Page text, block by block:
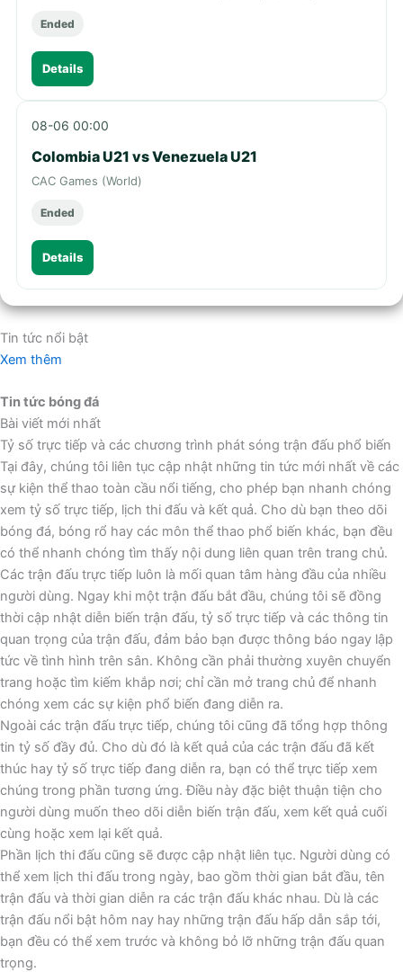
Ended
Details
08-06 00:00
Colombia U21 vs Venezuela U21
CAC Games (World)
Ended
Details
Tin tức nổi bật
Xem thêm
Tin tức bóng đá
Bài viết mới nhất
Tỷ số trực tiếp và các chương trình phát sóng trận đấu phổ biến
Tại đây, chúng tôi liên tục cập nhật những tin tức mới nhất về các
sự kiện thể thao toàn cầu nổi tiếng, cho phép bạn nhanh chóng
xem tỷ số trực tiếp, lịch thi đấu và kết quả. Cho dù bạn theo dõi
bóng đá, bóng rổ hay các môn thể thao phổ biến khác, bạn đều
có thể nhanh chóng tìm thấy nội dung liên quan trên trang chủ.
Các trận đấu trực tiếp luôn là mối quan tâm hàng đầu của nhiều
người dùng. Ngay khi một trận đấu bắt đầu, chúng tôi sẽ đồng
thời cập nhật diễn biến trận đấu, tỷ số trực tiếp và các thông tin
quan trọng của trận đấu, đảm bảo bạn được thông báo ngay lập
tức về tình hình trên sân. Không cần phải thường xuyên chuyển
trang hoặc tìm kiếm khắp nơi; chỉ cần mở trang chủ để nhanh
chóng xem các sự kiện phổ biến đang diễn ra.
Ngoài các trận đấu trực tiếp, chúng tôi cũng đã tổng hợp thông
tin tỷ số đầy đủ. Cho dù đó là kết quả của các trận đấu đã kết
thúc hay tỷ số trực tiếp đang diễn ra, bạn có thể trực tiếp xem
chúng trong phần tương ứng. Điều này đặc biệt thuận tiện cho
người dùng muốn theo dõi diễn biến trận đấu, xem kết quả cuối
cùng hoặc xem lại kết quả.
Phần lịch thi đấu cũng sẽ được cập nhật liên tục. Người dùng có
thể xem lịch thi đấu trong ngày, bao gồm thời gian bắt đầu, tên
trận đấu và thời gian diễn ra các trận đấu khác nhau. Dù là các
trận đấu nổi bật hôm nay hay những trận đấu hấp dẫn sắp tới,
bạn đều có thể xem trước và không bỏ lỡ những trận đấu quan
trọng.